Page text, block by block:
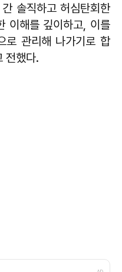
솔직하고 허심탄회한
이해를 깊이하고, 이를
로 관리해 나가기로 합
전했다.